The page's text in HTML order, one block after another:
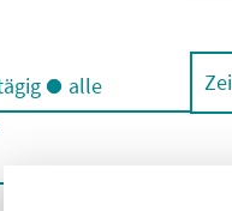
Veranstaltungen
alle